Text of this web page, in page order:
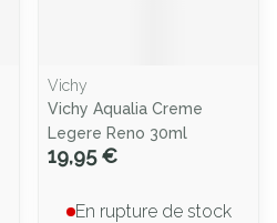
Vichy
Vichy Aqualia Creme
Legere Reno 30ml
19,95 €
En rupture de stock